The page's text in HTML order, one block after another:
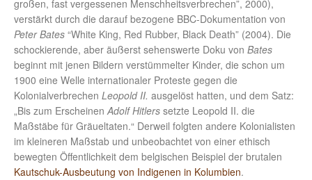
großen, fast vergessenen Menschheitsverbrechen”, 2000),
verstärkt durch die darauf bezogene BBC-Dokumentation von
Peter Bates “White King, Red Rubber, Black Death” (2004). Die
schockierende, aber äußerst sehenswerte Doku von Bates
beginnt mit jenen Bildern verstümmelter Kinder, die schon um
1900 eine Welle internationaler Proteste gegen die
Kolonialverbrechen Leopold II. ausgelöst hatten, und dem Satz:
„Bis zum ErscheinenAdolf Hitlers setzte Leopold II. die
Maßstäbe für Gräueltaten.“ Derweil folgten andere Kolonialisten
im kleineren Maßstab und unbeobachtet von einer ethisch
bewegten Öffentlichkeit dem belgischen Beispiel der brutalen
Kautschuk-Ausbeutung von Indigenen in Kolumbien.